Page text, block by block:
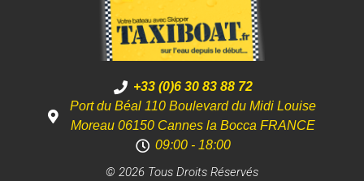
+33 (0)6 30 83 88 72
Port du Béal 110 Boulevard du Midi Louise
Moreau 06150 Cannes la Bocca FRANCE
09:00 - 18:00
© 2026 Tous Droits Réservés